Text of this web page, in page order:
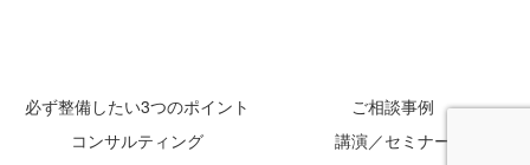
必ず整備したい3つのポイント
ご相談事例
コンサルティング
講演／セミナー